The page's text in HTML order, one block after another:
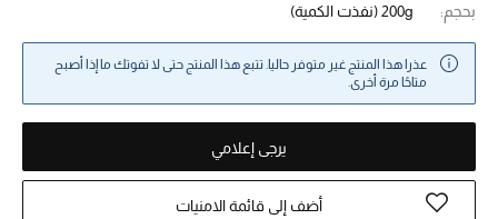
عرض جميع المنتجات
خصومات
ما وصلنا حديثاً
الموسم الجديد
بحجم: 200g(نفذت الكمية)
عذرا هذا المنتج غير متوفر حاليا. تتبع هذا المنتج حتى لا تفوتك ما إذا أصبح
متاحًا مرة أخرى.
يرجى إعلامي
أضف إلى قائمة الامنيات